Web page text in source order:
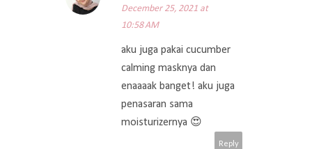
December 25, 2021 at
10:58 AM
aku juga pakai cucumber
calming masknya dan
enaaaak banget! aku juga
penasaran sama
moisturizernya 😍
Reply